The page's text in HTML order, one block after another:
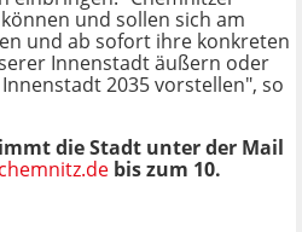
und sollen sich am
und ab sofort ihre konkreten
Innenstadt äußern oder
2035 vorstellen", so
die Stadt unter der Mail
bis zum 10.